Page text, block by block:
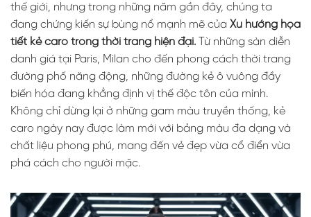
thế giới, nhưng trong những năm gần đây, chúng ta
đang chứng kiến sự bùng nổ mạnh mẽ của Xu hướng họa
tiết kẻ caro trong thời trang hiện đại. Từ những sàn diễn
danh giá tại Paris, Milan cho đến phong cách thời trang
đường phố năng động, những đường kẻ ô vuông đầy
biến hóa đang khẳng định vị thế độc tôn của mình.
Không chỉ dừng lại ở những gam màu truyền thống, kẻ
caro ngày nay được làm mới với bảng màu đa dạng và
chất liệu phong phú, mang đến vẻ đẹp vừa cổ điển vừa
phá cách cho người mặc.